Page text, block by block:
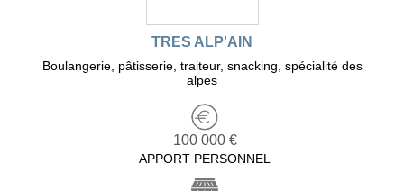
TRES ALP'AIN
Boulangerie, pâtisserie, traiteur, snacking, spécialité des
alpes
100 000 €
APPORT PERSONNEL